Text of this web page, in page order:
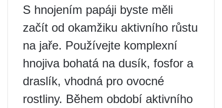
S hnojením papáji byste měli
začít od okamžiku aktivního růstu
na jaře. Používejte komplexní
hnojiva bohatá na dusík, fosfor a
draslík, vhodná pro ovocné
rostliny. Během období aktivního